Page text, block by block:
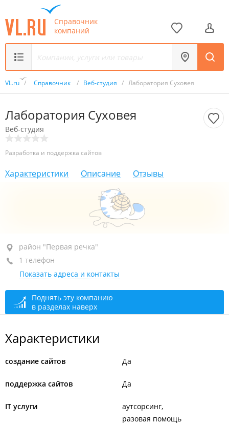
Справочник
компаний
VL.ru / Справочник / Веб-студия / Лаборатория Суховея
Лаборатория Суховея
Веб-студия
Разработка и поддержка сайтов
Характеристики Описание Отзывы
район "Первая речка", пр-т Океанский, 107
оф. 16
+7 902 488-23-10
сегодня закрыто
район "Первая речка"
1 телефон
Показать адреса и контакты
Поднять эту компанию
в разделах наверх
Характеристики
создание сайтов Да
поддержка сайтов Да
IT услуги
аутсорсинг
разовая помощь